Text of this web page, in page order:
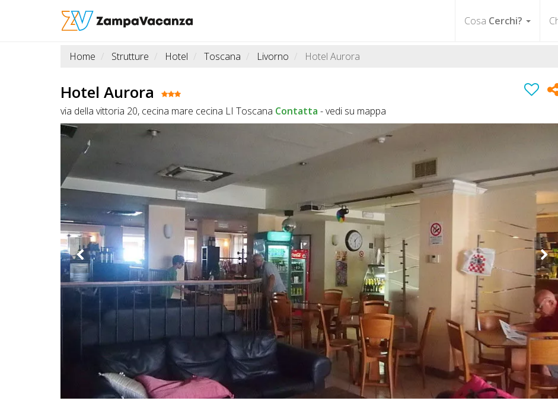
Cosa Cerchi?
STRUTTURE
OFFERTE
Home Strutture Hotel Toscana Livorno Hotel Aurora
Hotel Aurora
via della vittoria 20, cecina mare cecina LI Toscana Contatta -vedi su mappa